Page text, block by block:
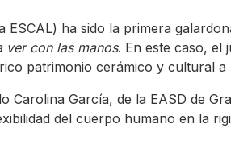
ha sido la primera
ver con las manos. En este caso, el
patrimonio cerámico y cultural a
Carolina García, de la EASD de
del cuerpo humano en la